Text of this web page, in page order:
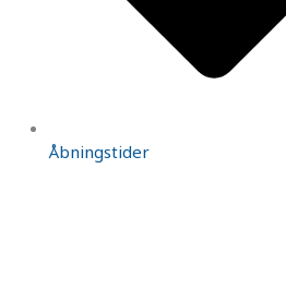
Åbningstider